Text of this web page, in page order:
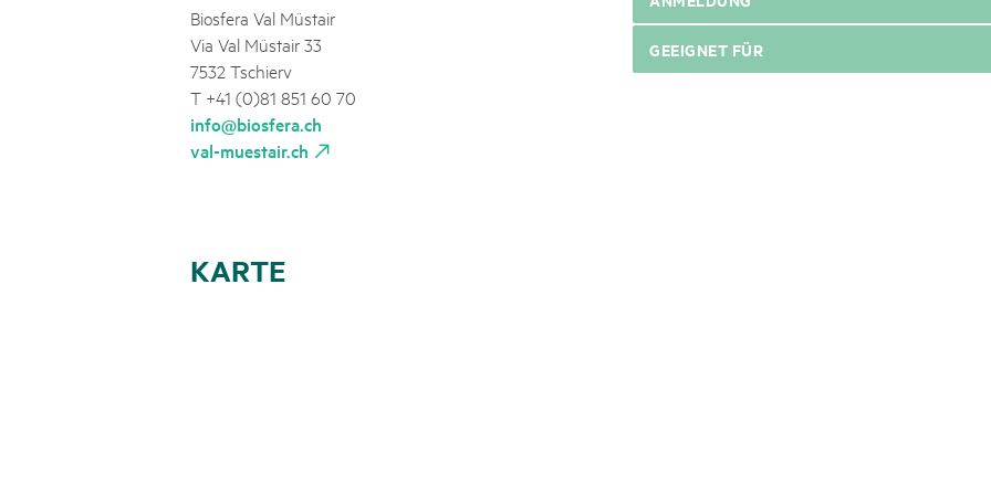
GEEIGNET FÜR
Biosfera Val Müstair
Via Val Müstair 33
7532 Tschierv
T +41 (0)81 851 60 70
info@biosfera.ch
val-muestair.ch
KARTE